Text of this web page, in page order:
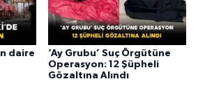
daire
‘Ay Grubu’ Suç Örgütüne
Operasyon: 12 Şüpheli
Gözaltına Alındı